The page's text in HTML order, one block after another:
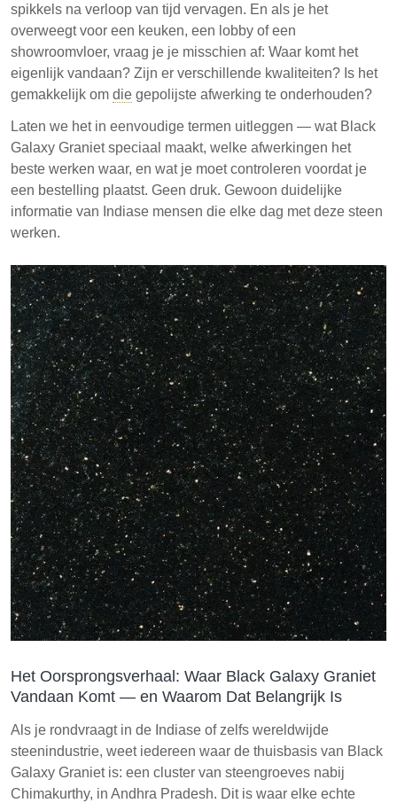
Het begrijpen van de kenmerken en classificatie van
Zwarte Galaxy Graniet is essentieel voor het maken
van weloverwogen aankoopbeslissingen.
spikkels na verloop van tijd vervagen. En als je het
overweegt voor een keuken, een lobby of een
showroomvloer, vraag je je misschien af: Waar komt het
eigenlijk vandaan? Zijn er verschillende kwaliteiten? Is het
gemakkelijk om die gepolijste afwerking te onderhouden?
Laten we het in eenvoudige termen uitleggen — wat Black
Galaxy Graniet speciaal maakt, welke afwerkingen het
beste werken waar, en wat je moet controleren voordat je
een bestelling plaatst. Geen druk. Gewoon duidelijke
informatie van Indiase mensen die elke dag met deze steen
werken.
Het Oorsprongsverhaal: Waar Black Galaxy Graniet
Vandaan Komt — en Waarom Dat Belangrijk Is
Als je rondvraagt in de Indiase of zelfs wereldwijde
steenindustrie, weet iedereen waar de thuisbasis van Black
Galaxy Graniet is: een cluster van steengroeves nabij
Chimakurthy, in Andhra Pradesh. Dit is waar elke echte